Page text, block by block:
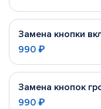
Замена кнопки
990 ₽
Замена кнопок
990 ₽